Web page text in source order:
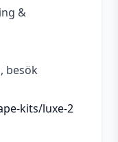
&
besök
kits/luxe-2